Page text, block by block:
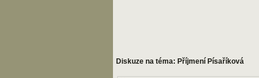
Diskuze na téma: Příjmení Písaříková